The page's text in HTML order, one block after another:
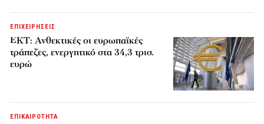
ΕΠΙΧΕΙΡΗΣΕΙΣ
ΕΚΤ: Ανθεκτικές οι ευρωπαϊκές
τράπεζες, ενεργητικό στα 34,3 τρισ.
ευρώ
ΕΠΙΚΑΙΡΟΤΗΤΑ